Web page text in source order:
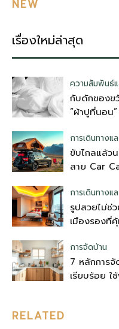
NEW
เรื่องใหม่ล่าสุด
ความสัมพันธ์
กับดักของข
“ผ้าปูที่นอน”
การเดินทางแ
ขับไกลแล้ว
สาย Car
การเดินทางแ
รูปสวยไม่ช่
เมืองรองที่
การจัดบ้าน
7 หลักการ
เรียบร้อย ใ
RELATED